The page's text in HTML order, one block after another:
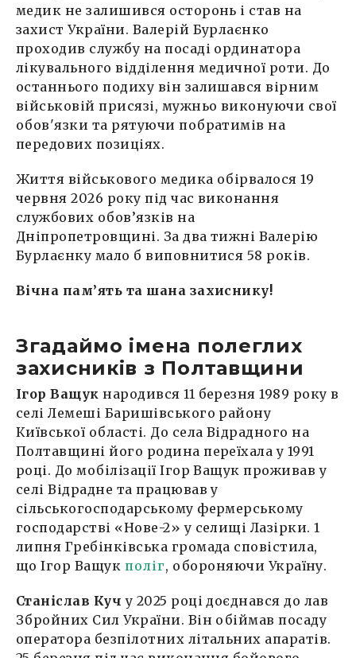
медик не залишився осторонь і став на
захист України. Валерій Бурлаєнко
проходив службу на посаді ординатора
лікувального відділення медичної роти. До
останнього подиху він залишався вірним
військовій присязі, мужньо виконуючи свої
обов'язки та рятуючи побратимів на
передових позиціях.
Життя військового медика обірвалося 19
червня 2026 року під час виконання
службових обов’язків на
Дніпропетровщині. За два тижні Валерію
Бурлаєнку мало б виповнитися 58 років.
Вічна пам’ять та шана захиснику!
Згадаймо імена полеглих
захисників з Полтавщини
Ігор Ващукнародився 11 березня 1989 року в
селі Лемеші Баришівського району
Київської області. До села Відрадного на
Полтавщині його родина переїхала у 1991
році. До мобілізації Ігор Ващук проживав у
селі Відрадне та працював у
сільськогосподарському фермерському
господарстві «Нове-2» у селищі Лазірки. 1
липня Гребінківська громада сповістила,
що Ігор Ващук поліг, обороняючи Україну.
Станіслав Куч у 2025 році доєднався до лав
Збройних Сил України. Він обіймав посаду
оператора безпілотних літальних апаратів.